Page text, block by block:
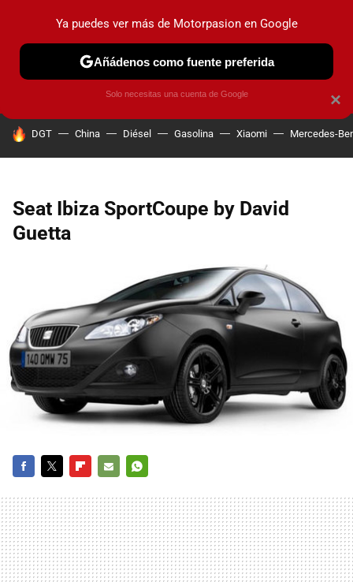
PRUEBAS COCHES ELÉCTRICOS OBSERVATORIO
HOY SE HABLA DE
DGT China Diésel Gasolina Xiaomi Mercedes-
Seat Ibiza SportCoupe by David
Guetta
MAIL
×
Ya puedes ver más de Motorpasion en Google
Añádenos como fuente preferida
Solo necesitas una cuenta de Google